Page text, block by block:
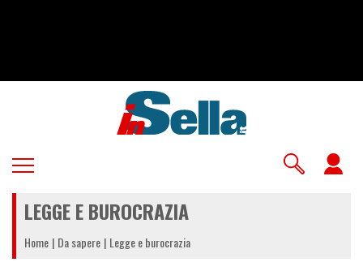
LEGGE E BUROCRAZIA
Home Da sapere Legge e burocrazia